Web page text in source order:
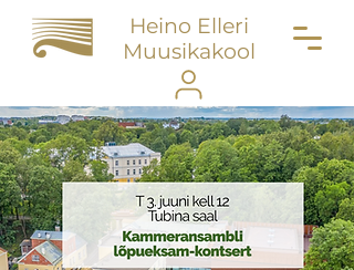
Heino Elleri
Muusikakool